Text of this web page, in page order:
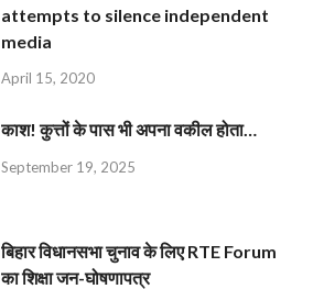
attempts to silence independent
media
April 15, 2020
काश! कुत्तों के पास भी अपना वकील होता…
September 19, 2025
बिहार विधानसभा चुनाव के लिए RTE Forum
का शिक्षा जन-घोषणापत्र